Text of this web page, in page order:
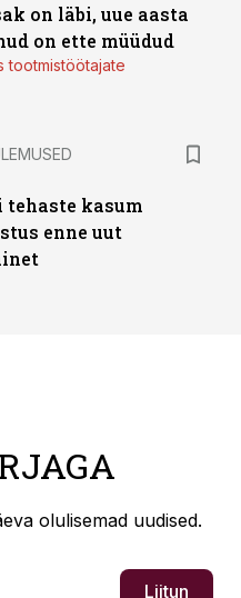
on läbi, uue aasta
on ette müüdud
tootmistöötajate
tehaste kasum
enne uut
olulisemad uudised.
Liitun